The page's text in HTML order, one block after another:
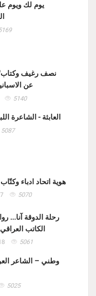
يوم لك ويوم
عن
5140
العابثة - الشاعرة
5087
هوية اتحاد ادباء
5070
رحلة الدوقة آنا...
الكاتب
5061
وطني – الشاعر
5025